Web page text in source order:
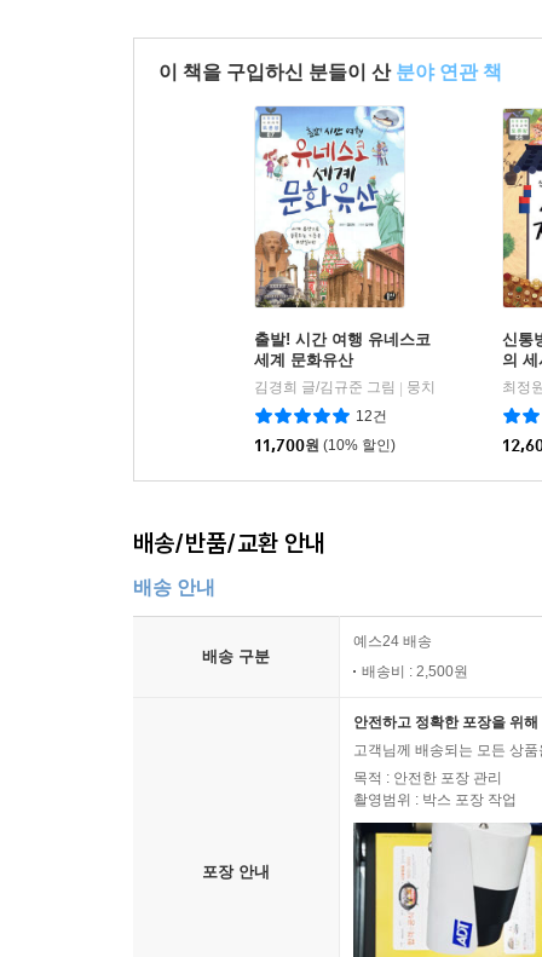
이 책을 구입하신 분들이 산 분야 연관 책
출발! 시간 여행 유네스코
세계 문화유산
김경희 글/김규준 그림
뭉치
12건
11,700원 (10% 할인)
신통
의
최정
배송/반품/교환 안내
배송 안내
배송 구분
예스24 배송
배송비 : 2,500원
포장 안내
안전하고 정확한 포장을 위
고객님께 배송되는 모든 상
목적 : 안전한 포장 관리
촬영범위 : 박스 포장 작업